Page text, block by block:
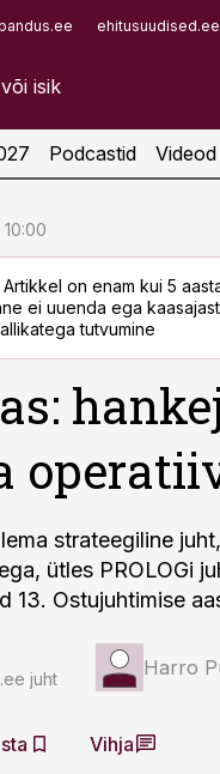
ehitusuudised.ee
Podcastid Videod
10:00
Artikkel on enam kui 5
ei uuenda ega
tutvumine
strateegiline
ütles PROLOGi
13. Ostujuhtimise
juht Harro
Vihja